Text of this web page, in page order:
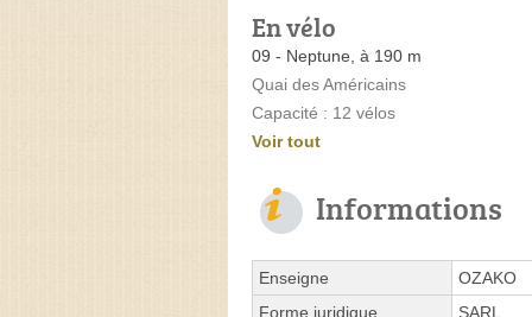
En vélo
09 - Neptune, à 190 m
Quai des Américains
Capacité : 12 vélos
Voir tout
Informations
Enseigne
OZAKO
Forme juridique
SARL